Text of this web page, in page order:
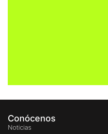
Conócenos
Noticias